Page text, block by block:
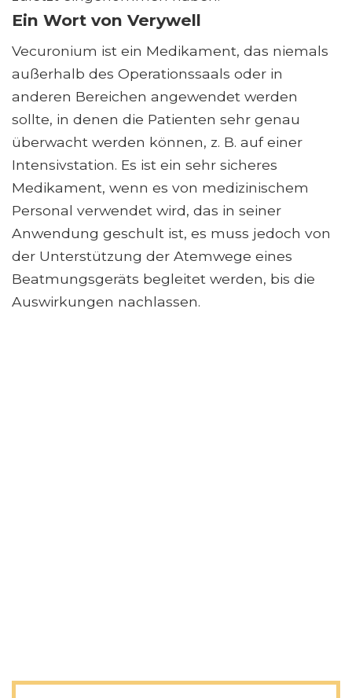
Ein Wort von Verywell
Vecuronium ist ein Medikament, das niemals
außerhalb des Operationssaals oder in
anderen Bereichen angewendet werden
sollte, in denen die Patienten sehr genau
überwacht werden können, z. B. auf einer
Intensivstation. Es ist ein sehr sicheres
Medikament, wenn es von medizinischem
Personal verwendet wird, das in seiner
Anwendung geschult ist, es muss jedoch von
der Unterstützung der Atemwege eines
Beatmungsgeräts begleitet werden, bis die
Auswirkungen nachlassen.